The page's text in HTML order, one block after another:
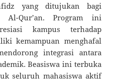
yang ditujukan bagi
Al-Qur’an. Program ini
kampus terhadap
kemampuan menghafal
integrasi antara
Beasiswa ini terbuka
seluruh mahasiswa aktif